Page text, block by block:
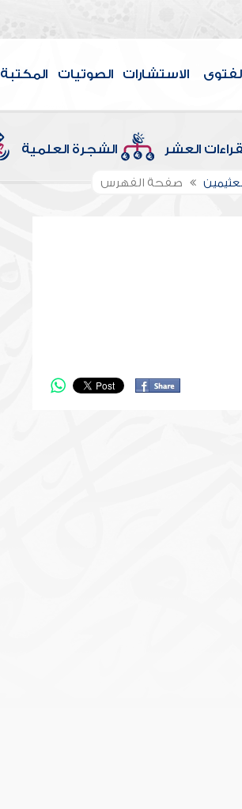
الاستشارات الصوتيات المكتبة
العشر الشجرة العلمية
صفحة الفهرس